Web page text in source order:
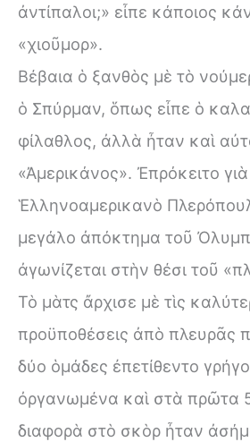
ἀντίπαλοι;» εἶπε κάποιος
«χιοῦμορ».
Βέβαια ὁ ξανθὸς μὲ τὸ
ὁ Σπύρμαν, ὅπως εἶπε ὁ
φίλαθλος, ἀλλὰ ἦταν καὶ
«Ἀμερικάνος». Ἐπρόκειτο
Ἑλληνοαμερικανὸ
μεγάλο ἀπόκτημα τοῦ
ἀγωνίζεται στὴν θέσι τοῦ
Τὸ μὰτς ἄρχισε μὲ τὶς
προϋποθέσεις ἀπὸ πλευρᾶς
δύο ὁμάδες ἐπετίθεντο
ὀργανωμένα καὶ στὰ πρῶτα
διαφορὰ στὸ σκὸρ ἦταν